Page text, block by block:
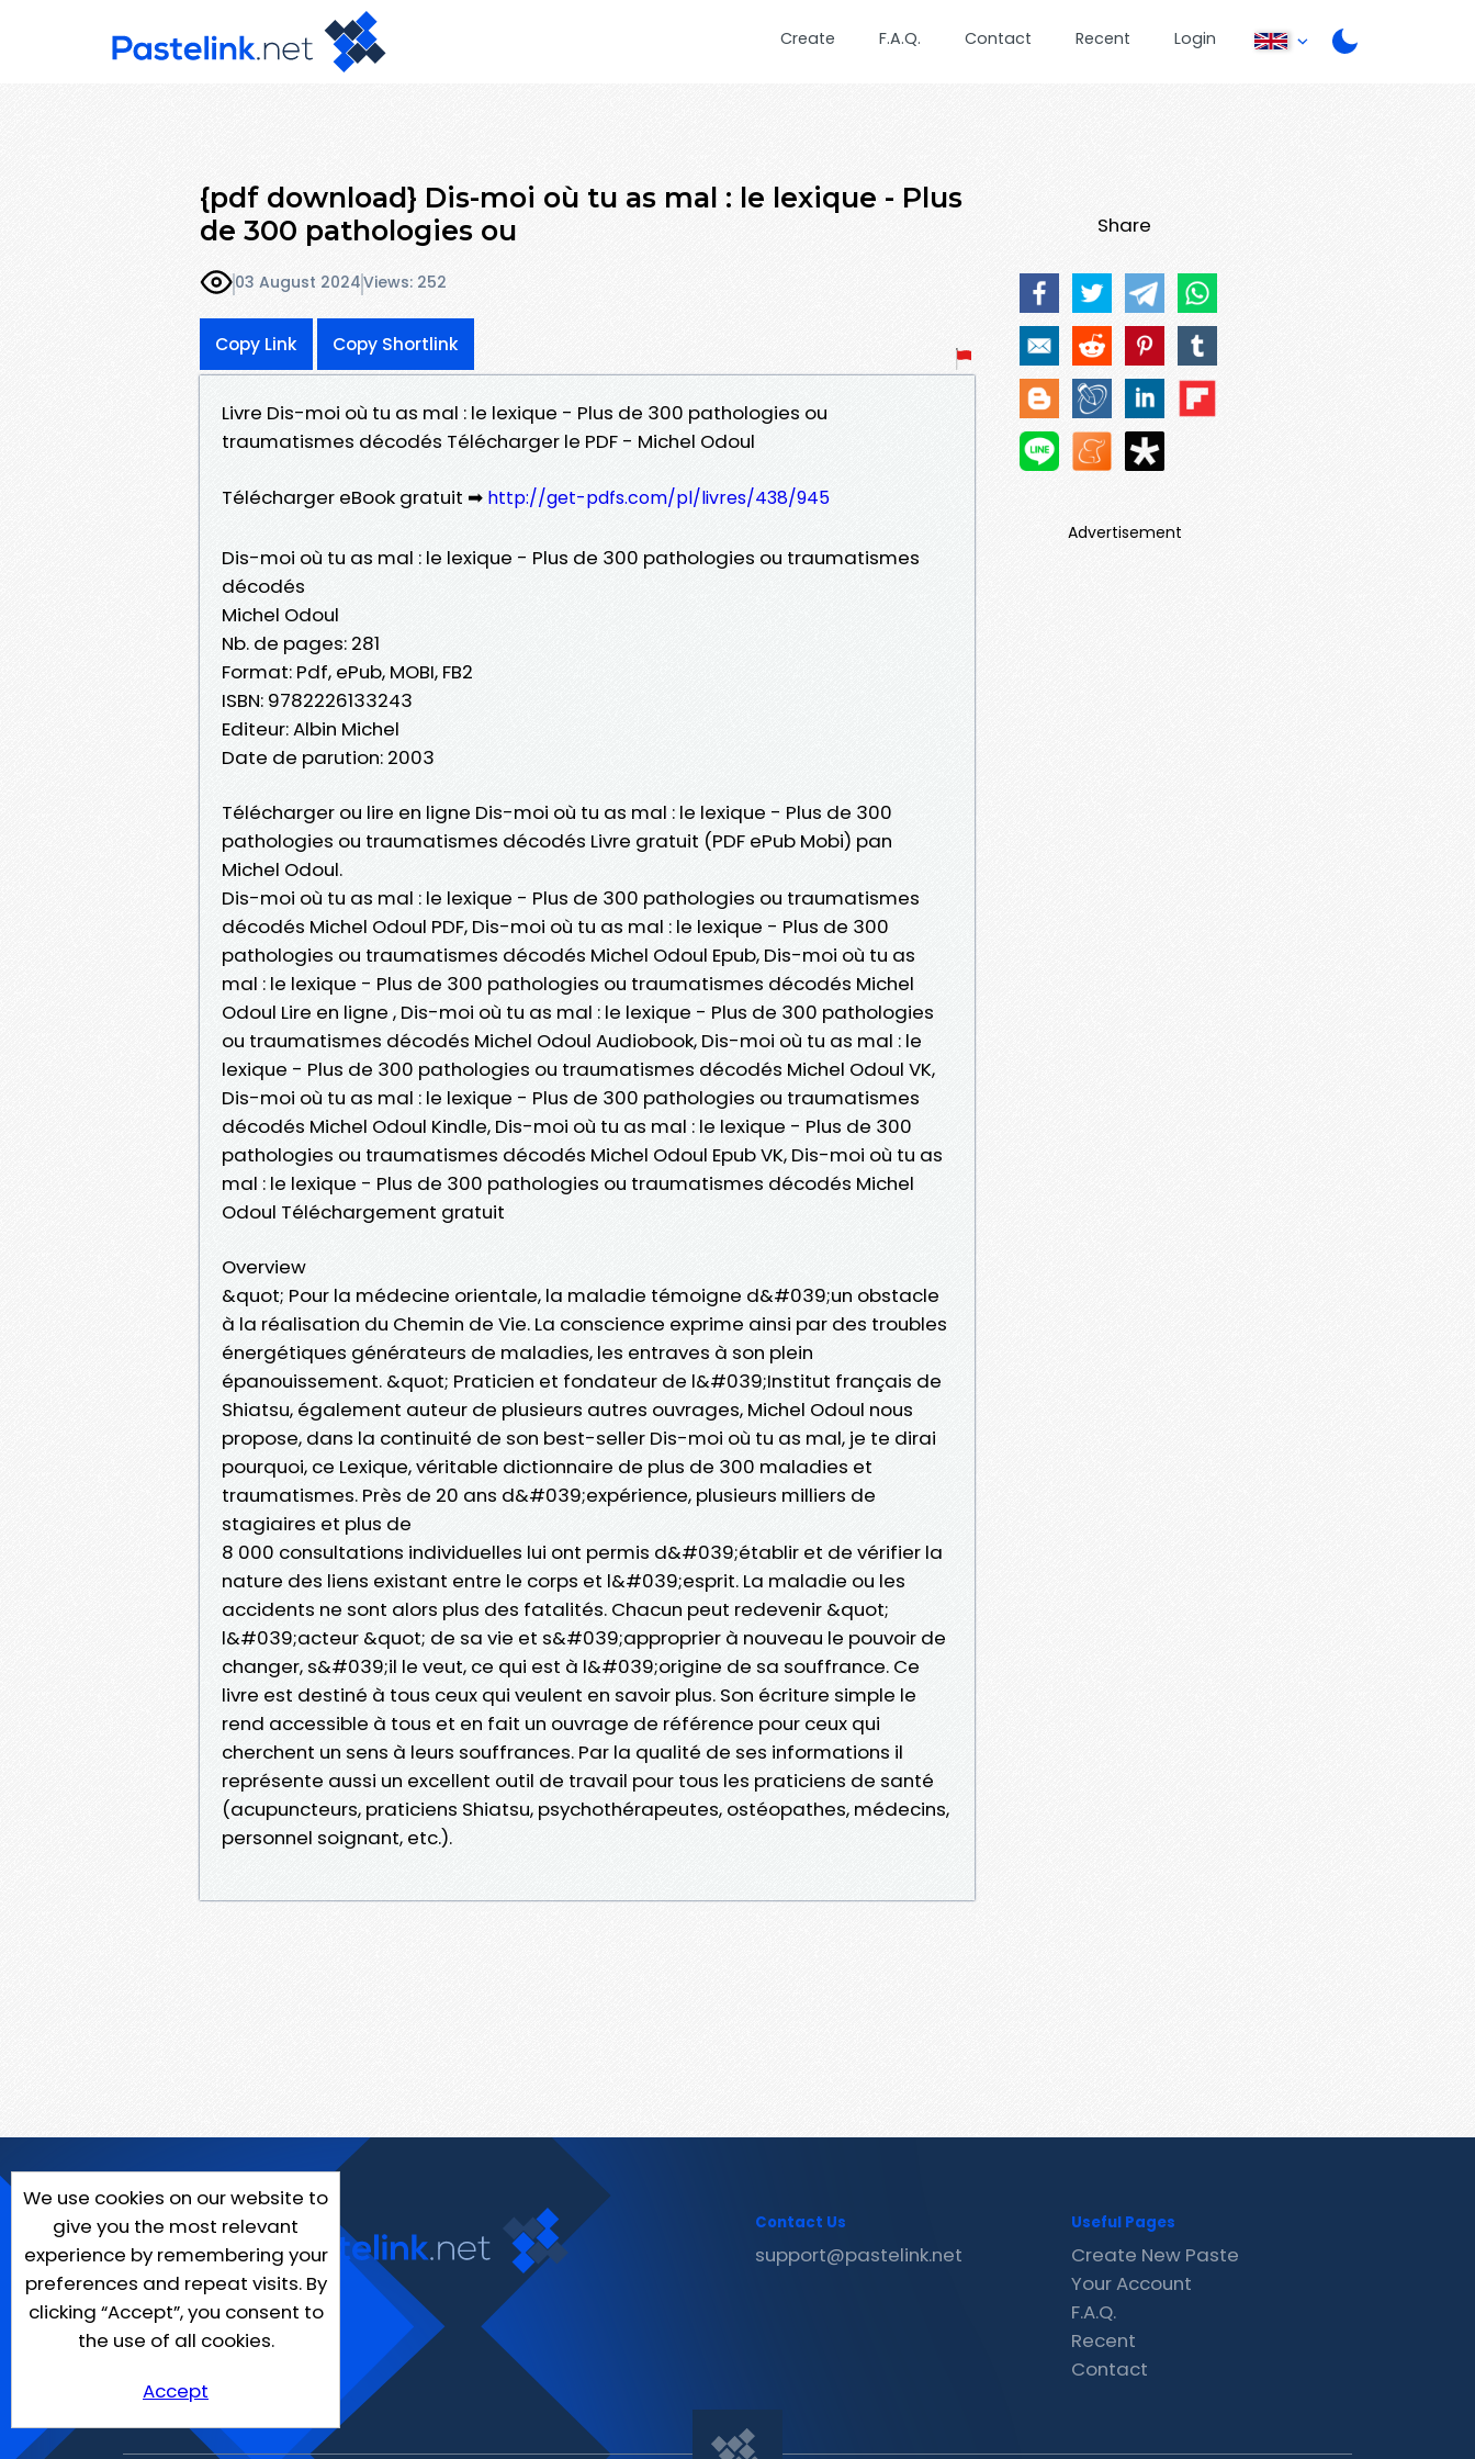
Create F.A.Q. Contact Recent Login
{pdf download} Dis-moi où tu as mal : le lexique - Plus
de 300 pathologies ou
03 August 2024Views: 252
Copy Link Copy Shortlink
Livre Dis-moi où tu as mal : le lexique - Plus de 300 pathologies ou
traumatismes décodés Télécharger le PDF - Michel Odoul
Télécharger eBook gratuit ➡ http://get-pdfs.com/pl/livres/438/945
Dis-moi où tu as mal : le lexique - Plus de 300 pathologies ou traumatismes
décodés
Michel Odoul
Nb. de pages: 281
Format: Pdf, ePub, MOBI, FB2
ISBN: 9782226133243
Editeur: Albin Michel
Date de parution: 2003
Télécharger ou lire en ligne Dis-moi où tu as mal : le lexique - Plus de 300
pathologies ou traumatismes décodés Livre gratuit (PDF ePub Mobi) pan
Michel Odoul.
Dis-moi où tu as mal : le lexique - Plus de 300 pathologies ou traumatismes
décodés Michel Odoul PDF, Dis-moi où tu as mal : le lexique - Plus de 300
pathologies ou traumatismes décodés Michel Odoul Epub, Dis-moi où tu as
mal : le lexique - Plus de 300 pathologies ou traumatismes décodés Michel
Odoul Lire en ligne , Dis-moi où tu as mal : le lexique - Plus de 300 pathologies
ou traumatismes décodés Michel Odoul Audiobook, Dis-moi où tu as mal : le
lexique - Plus de 300 pathologies ou traumatismes décodés Michel Odoul VK,
Dis-moi où tu as mal : le lexique - Plus de 300 pathologies ou traumatismes
décodés Michel Odoul Kindle, Dis-moi où tu as mal : le lexique - Plus de 300
pathologies ou traumatismes décodés Michel Odoul Epub VK, Dis-moi où tu as
mal : le lexique - Plus de 300 pathologies ou traumatismes décodés Michel
Odoul Téléchargement gratuit
Overview
&quot; Pour la médecine orientale, la maladie témoigne d&#039;un obstacle
à la réalisation du Chemin de Vie. La conscience exprime ainsi par des troubles
énergétiques générateurs de maladies, les entraves à son plein
épanouissement. &quot; Praticien et fondateur de l&#039;Institut français de
Shiatsu, également auteur de plusieurs autres ouvrages, Michel Odoul nous
propose, dans la continuité de son best-seller Dis-moi où tu as mal, je te dirai
pourquoi, ce Lexique, véritable dictionnaire de plus de 300 maladies et
traumatismes. Près de 20 ans d&#039;expérience, plusieurs milliers de
stagiaires et plus de
8 000 consultations individuelles lui ont permis d&#039;établir et de vérifier la
nature des liens existant entre le corps et l&#039;esprit. La maladie ou les
accidents ne sont alors plus des fatalités. Chacun peut redevenir &quot;
l&#039;acteur &quot; de sa vie et s&#039;approprier à nouveau le pouvoir de
changer, s&#039;il le veut, ce qui est à l&#039;origine de sa souffrance. Ce
livre est destiné à tous ceux qui veulent en savoir plus. Son écriture simple le
rend accessible à tous et en fait un ouvrage de référence pour ceux qui
cherchent un sens à leurs souffrances. Par la qualité de ses informations il
représente aussi un excellent outil de travail pour tous les praticiens de santé
(acupuncteurs, praticiens Shiatsu, psychothérapeutes, ostéopathes, médecins,
personnel soignant, etc.).
Share
Advertisement
We use cookies on our website to
give you the most relevant
experience by remembering your
preferences and repeat visits. By
clicking “Accept”, you consent to
the use of all cookies.
Accept
Contact Us
support@pastelink.net
Useful Pages
Create New Paste
Your Account
F.A.Q.
Recent
Contact